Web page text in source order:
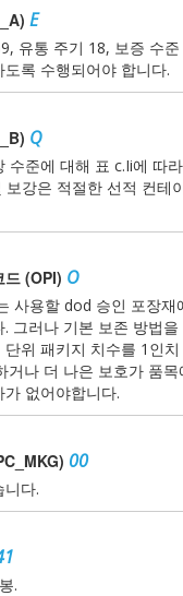
E
유통 주기 18, 보증 수
록 수행되어야 합니다.
Q
수준에 대해 표 c.Ii에 따
보강은 적절한 선적 컨테
드 (OPI) O
사용할 dod 승인 포장재
그러나 기본 보존 방법
위 패키지 치수를 1인
거나 더 나은 보호가 품
없어야합니다.
00
니다.
.